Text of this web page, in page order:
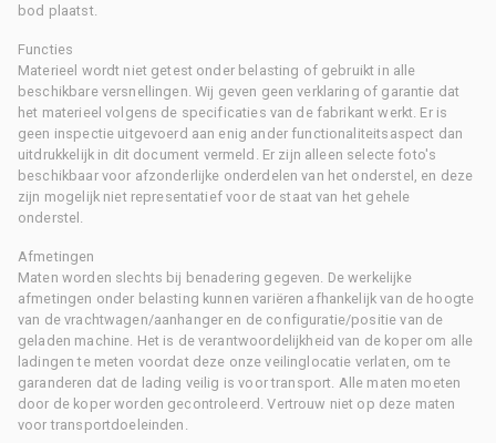
bod plaatst.
Functies
Materieel wordt niet getest onder belasting of gebruikt in alle
beschikbare versnellingen. Wij geven geen verklaring of garantie dat
het materieel volgens de specificaties van de fabrikant werkt. Er is
geen inspectie uitgevoerd aan enig ander functionaliteitsaspect dan
uitdrukkelijk in dit document vermeld. Er zijn alleen selecte foto's
beschikbaar voor afzonderlijke onderdelen van het onderstel, en deze
zijn mogelijk niet representatief voor de staat van het gehele
onderstel.
Afmetingen
Maten worden slechts bij benadering gegeven. De werkelijke
afmetingen onder belasting kunnen variëren afhankelijk van de hoogte
van de vrachtwagen/aanhanger en de configuratie/positie van de
geladen machine. Het is de verantwoordelijkheid van de koper om alle
ladingen te meten voordat deze onze veilinglocatie verlaten, om te
garanderen dat de lading veilig is voor transport. Alle maten moeten
door de koper worden gecontroleerd. Vertrouw niet op deze maten
voor transportdoeleinden.